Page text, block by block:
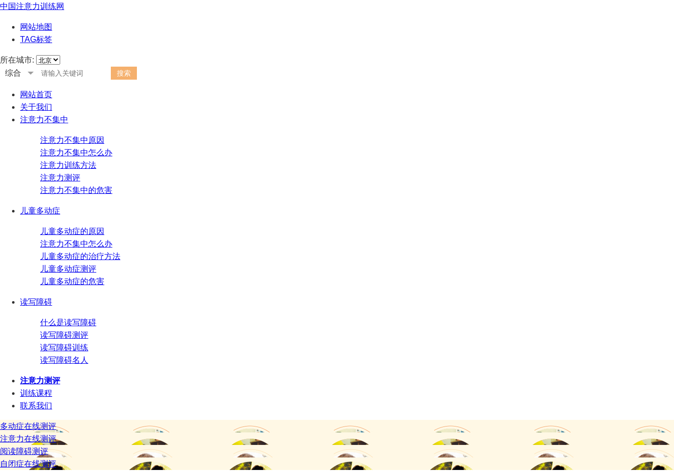
中国注意力训练网
网站地图
TAG标签
所在城市:
综合
网站首页
关于我们
注意力不集中
注意力不集中原因
注意力不集中怎么办
注意力训练方法
注意力测评
注意力不集中的危害
儿童多动症
儿童多动症的原因
注意力不集中怎么办
儿童多动症的治疗方法
儿童多动症测评
儿童多动症的危害
读写障碍
什么是读写障碍
读写障碍测评
读写障碍训练
读写障碍名人
注意力测评
训练课程
联系我们
多动症在线测评
注意力在线测评
阅读障碍测评
自闭症在线测评